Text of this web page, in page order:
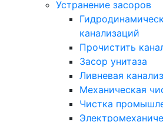
Устранение засоров
канализаций
Прочистить
Засор унитаза
Ливневая
Механическая
Чистка